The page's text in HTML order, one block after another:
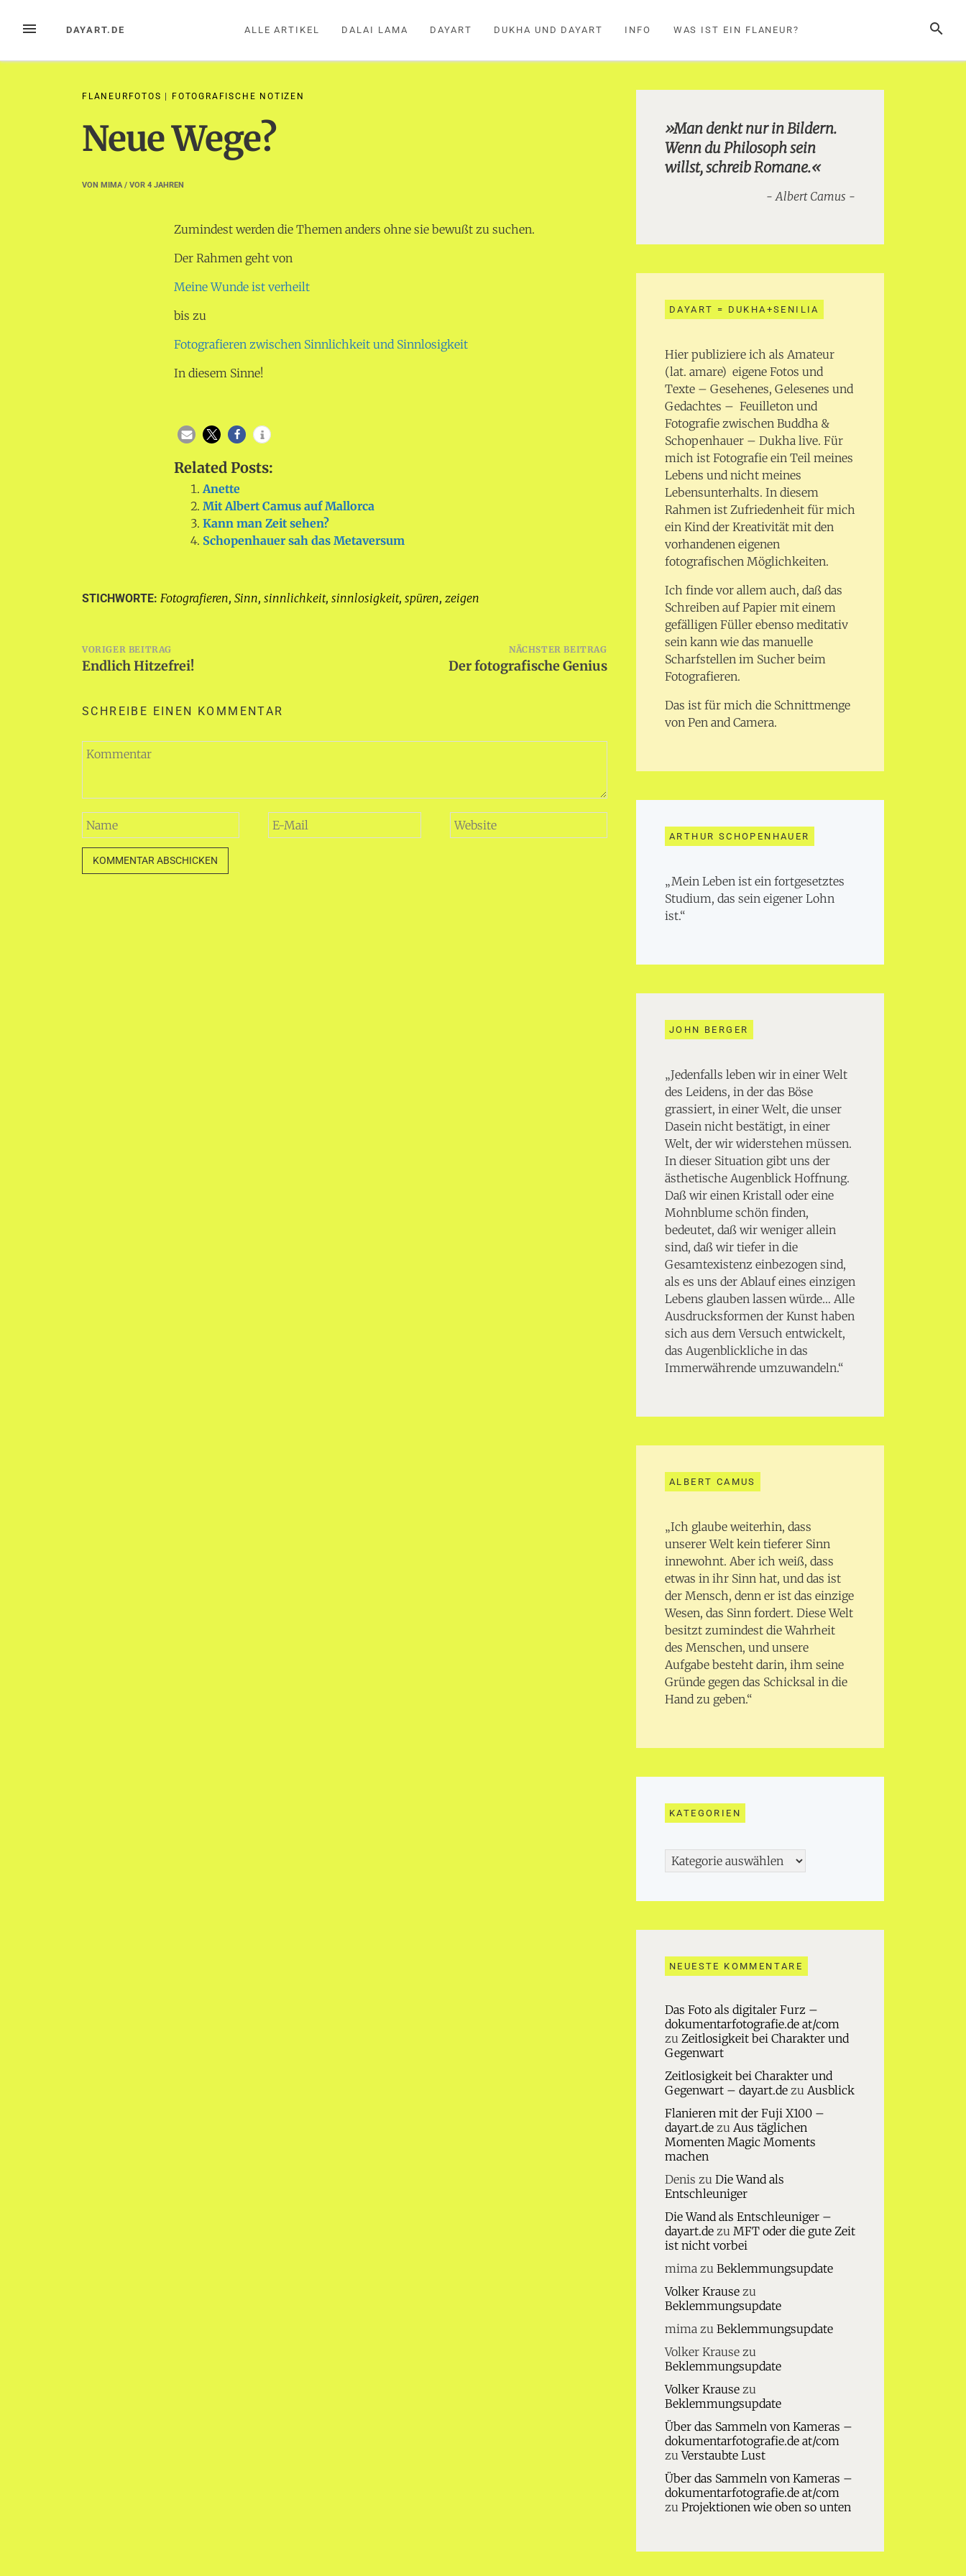
InhaltMENÜ SUCHE
DAYART.DE ALLE ARTIKEL DALAI LAMA DAYART DUKHA UND DAYART INFO WAS IST EIN FLANEUR?
FLANEURFOTOS FOTOGRAFISCHE NOTIZEN
Neue Wege?
VON MIMA/ VOR 4 JAHREN
Zumindest werden die Themen anders ohne sie bewußt zu suchen.
Der Rahmen geht von
Meine Wunde ist verheilt
bis zu
Fotografieren zwischen Sinnlichkeit und Sinnlosigkeit
In diesem Sinne!
Related Posts:
Anette
Mit Albert Camus auf Mallorca
Kann man Zeit sehen?
Schopenhauer sah das Metaversum
STICHWORTE: Fotografieren, Sinn, sinnlichkeit, sinnlosigkeit, spüren, zeigen
Beitragsnavigation
VORIGER BEITRAG
Endlich Hitzefrei!
NÄCHSTER BEITRAG
Der fotografische Genius
SCHREIBE EINEN KOMMENTAR
»Man denkt nur in Bildern.
Wenn du Philosoph sein
willst, schreib Romane.«
Albert Camus
DAYART = DUKHA+SENILIA
Hier publiziere ich als Amateur
(lat. amare) eigene Fotos und
Texte – Gesehenes, Gelesenes und
Gedachtes – Feuilleton und
Fotografie zwischen Buddha &
Schopenhauer – Dukha live. Für
mich ist Fotografie ein Teil meines
Lebens und nicht meines
Lebensunterhalts. In diesem
Rahmen ist Zufriedenheit für mich
ein Kind der Kreativität mit den
vorhandenen eigenen
fotografischen Möglichkeiten.
Ich finde vor allem auch, daß das
Schreiben auf Papier mit einem
gefälligen Füller ebenso meditativ
sein kann wie das manuelle
Scharfstellen im Sucher beim
Fotografieren.
Das ist für mich die Schnittmenge
von Pen and Camera.
ARTHUR SCHOPENHAUER
„Mein Leben ist ein fortgesetztes
Studium, das sein eigener Lohn
ist.“
JOHN BERGER
„Jedenfalls leben wir in einer Welt
des Leidens, in der das Böse
grassiert, in einer Welt, die unser
Dasein nicht bestätigt, in einer
Welt, der wir widerstehen müssen.
In dieser Situation gibt uns der
ästhetische Augenblick Hoffnung.
Daß wir einen Kristall oder eine
Mohnblume schön finden,
bedeutet, daß wir weniger allein
sind, daß wir tiefer in die
Gesamtexistenz einbezogen sind,
als es uns der Ablauf eines einzigen
Lebens glauben lassen würde… Alle
Ausdrucksformen der Kunst haben
sich aus dem Versuch entwickelt,
das Augenblickliche in das
Immerwährende umzuwandeln.“
ALBERT CAMUS
„Ich glaube weiterhin, dass
unserer Welt kein tieferer Sinn
innewohnt. Aber ich weiß, dass
etwas in ihr Sinn hat, und das ist
der Mensch, denn er ist das einzige
Wesen, das Sinn fordert. Diese Welt
besitzt zumindest die Wahrheit
des Menschen, und unsere
Aufgabe besteht darin, ihm seine
Gründe gegen das Schicksal in die
Hand zu geben.“
KATEGORIEN
Kategorien
NEUESTE KOMMENTARE
Das Foto als digitaler Furz –
dokumentarfotografie.de at/com
zu Zeitlosigkeit bei Charakter und
Gegenwart
Zeitlosigkeit bei Charakter und
Gegenwart – dayart.dezu Ausblick
Flanieren mit der Fuji X100 –
dayart.dezu Aus täglichen
Momenten Magic Moments
machen
Denis zu Die Wand als
Entschleuniger
Die Wand als Entschleuniger –
dayart.dezu MFT oder die gute Zeit
ist nicht vorbei
mimazu Beklemmungsupdate
Volker Krausezu
Beklemmungsupdate
mimazu Beklemmungsupdate
Volker Krausezu
Beklemmungsupdate
Volker Krausezu
Beklemmungsupdate
Über das Sammeln von Kameras –
dokumentarfotografie.de at/com
zuVerstaubte Lust
Über das Sammeln von Kameras –
dokumentarfotografie.de at/com
zu Projektionen wie oben so unten